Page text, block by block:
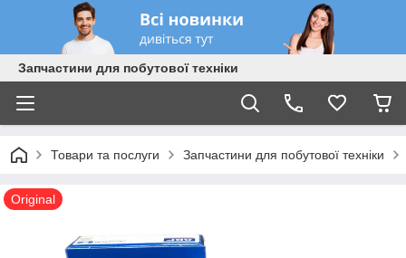
Запчастини для побутової техніки
Товари та послуги Запчастини для побутової техніки
Original